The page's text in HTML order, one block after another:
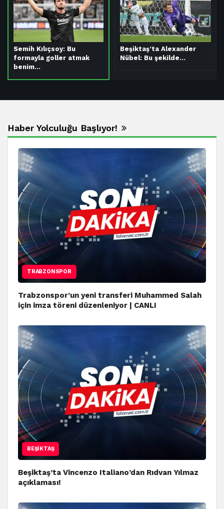
Semih Kılıçsoy: Bu
formayla goller atmak
benim…
Beşiktaş’ta Alexander
Nübel: Bu şekilde…
Haber Yolculuğu Başlıyor!
TRABZONSPOR
Trabzonspor’un yeni transferi Muhammed Salah
için imza töreni düzenleniyor | CANLI
BEŞIKTAŞ
Beşiktaş’ta Vincenzo Italiano’dan Rıdvan Yılmaz
açıklaması!